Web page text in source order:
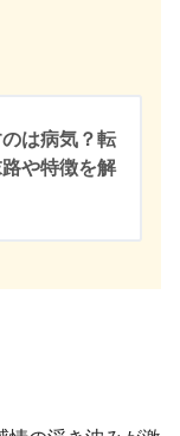
は病気？転
や特徴を解